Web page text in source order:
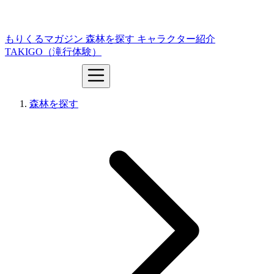
もりくるマガジン 森林を探す キャラクター紹介
TAKIGO（滝行体験）
森林を探す